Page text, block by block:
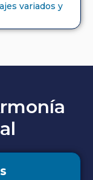
variados y